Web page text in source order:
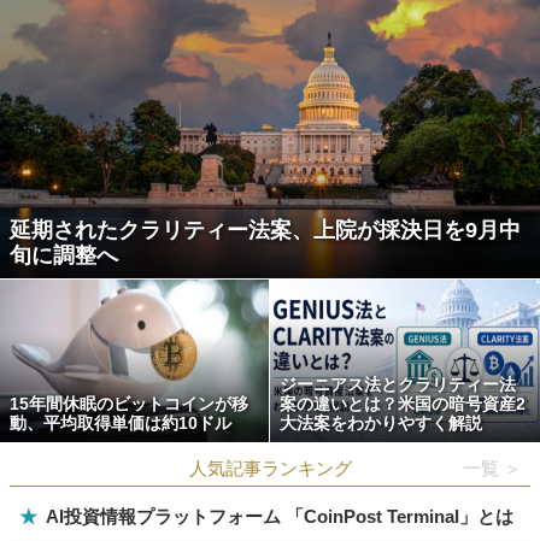
延期されたクラリティー法案、上院が採決日を9月中
旬に調整へ
15年間休眠のビットコインが移
動、平均取得単価は約10ドル
ジーニアス法とクラリティー法
案の違いとは？米国の暗号資産2
大法案をわかりやすく解説
人気記事ランキング 一覧 ＞
★ AI投資情報プラットフォーム 「CoinPost Terminal」とは